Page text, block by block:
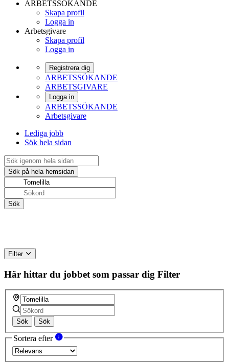
ARBETSSÖKANDE
Skapa profil
Logga in
Arbetsgivare
Skapa profil
Logga in
Registrera dig
ARBETSSÖKANDE
ARBETSGIVARE
Logga in
ARBETSSÖKANDE
Arbetsgivare
Lediga jobb
Sök hela sidan
Filter
Här hittar du jobbet som passar dig Filter
Sök Sök
Sortera efter